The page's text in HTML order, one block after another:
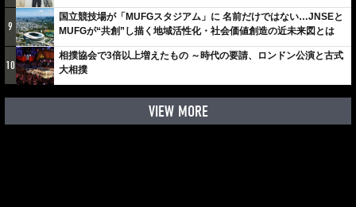
しみでしかないでしょ。川崎は、ずっと成長曲線だから」
9
国立競技場が「MUFGスタジアム」に 名前だけではない…JNSEと
MUFGが“共創”し描く地域活性化・社会価値創造の近未来図とは
10
相撲協会で3倍以上増えたもの ～時代の要請、ロンドン公演と古式
大相撲
VIEW MORE